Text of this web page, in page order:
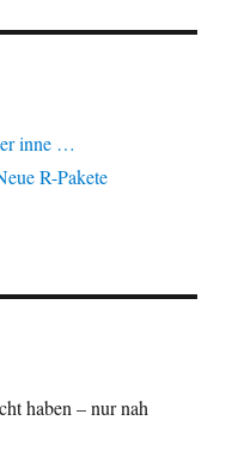
inne …
R-Pakete
haben – nur nah